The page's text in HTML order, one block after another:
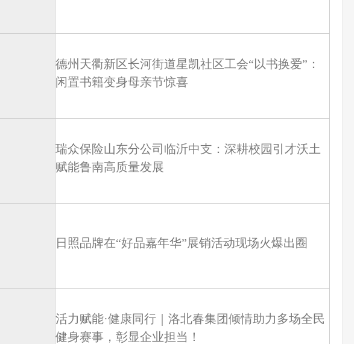
德州天衢新区长河街道星凯社区工会“以书换爱”：
闲置书籍变身母亲节惊喜
瑞众保险山东分公司临沂中支：深耕校园引才沃土
赋能鲁南高质量发展
日照品牌在“好品嘉年华”展销活动现场火爆出圈
活力赋能·健康同行｜洛北春集团倾情助力多场全民
健身赛事，彰显企业担当！